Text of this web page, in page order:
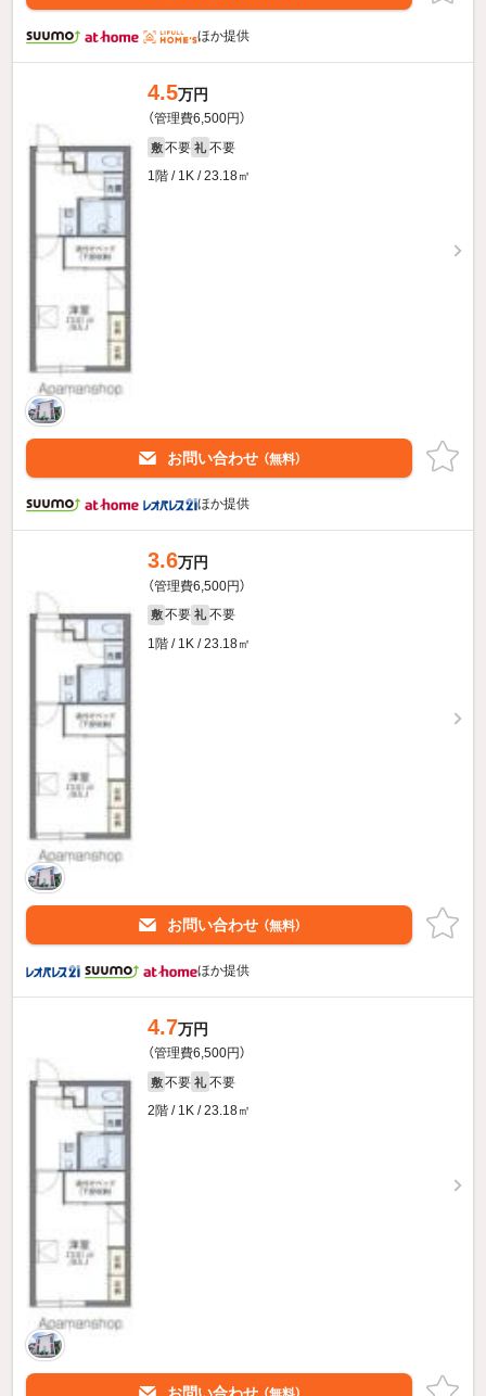
ほか提供
4.5万円
（管理費6,500円）
敷 不要 礼 不要
1階 / 1K / 23.18㎡
お問い合わせ （無料）
ほか提供
3.6万円
（管理費6,500円）
敷 不要 礼 不要
1階 / 1K / 23.18㎡
お問い合わせ （無料）
ほか提供
4.7万円
（管理費6,500円）
敷 不要 礼 不要
2階 / 1K / 23.18㎡
お問い合わせ